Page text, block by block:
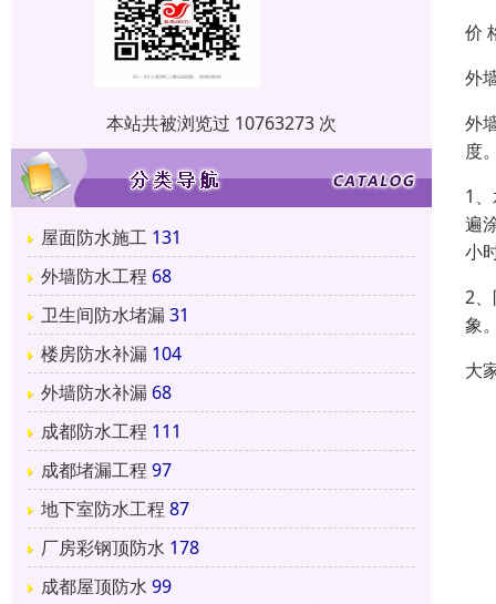
本站共被浏览过 10763273 次
屋面防水施工 131
外墙防水工程 68
卫生间防水堵漏31
楼房防水补漏 104
外墙防水补漏 68
成都防水工程 111
成都堵漏工程 97
地下室防水工程 87
厂房彩钢顶防水 178
成都屋顶防水 99
价
外
外
度
1
遍
小
2
象
大